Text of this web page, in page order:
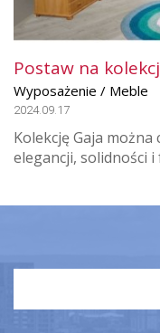
Postaw na
Wyposażenie / Meble
2024.09.17
Kolekcję Gaja można
elegancji, solidności